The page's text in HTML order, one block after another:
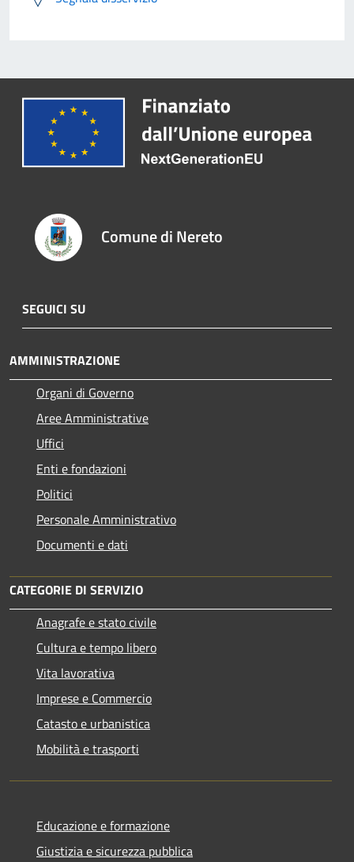
Comune di Nereto
SEGUICI SU
AMMINISTRAZIONE
Organi di Governo
Aree Amministrative
Uffici
Enti e fondazioni
Politici
Personale Amministrativo
Documenti e dati
CATEGORIE DI SERVIZIO
Anagrafe e stato civile
Cultura e tempo libero
Vita lavorativa
Imprese e Commercio
Catasto e urbanistica
Mobilità e trasporti
Educazione e formazione
Giustizia e sicurezza pubblica